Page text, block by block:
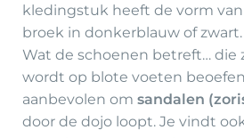
kledingstuk heeft de vorm
broek in donkerblauw of zwart.
Wat de schoenen betreft… die
wordt op blote voeten
aanbevolen om sandalen
door de dojo loopt. Je vindt